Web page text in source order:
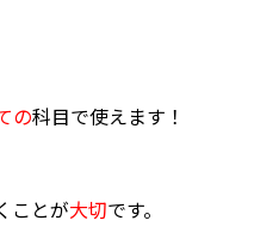
の科目で使えます！
ことが大切です。